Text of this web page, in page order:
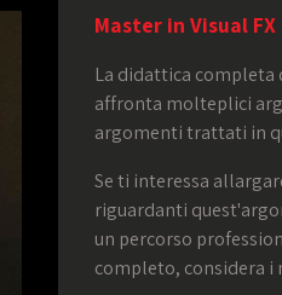
Master in Visual FX
La didattica
affronta molteplici
argomenti trattati in
Se ti interessa
riguardanti
un percorso
completo, considera i